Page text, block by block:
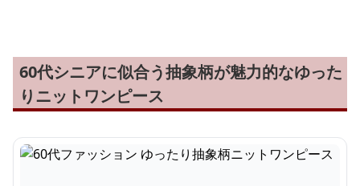
60代シニアに似合う抽象柄が魅力的なゆった
りニットワンピース